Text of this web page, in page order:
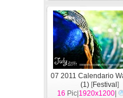
07 2011 Calendario
(1) [Festival ]
16 Pic| 1920x1200